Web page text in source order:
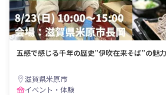
五感で感じる千年の歴史”伊吹在来そば”の魅
滋賀県米原市
イベント・体験